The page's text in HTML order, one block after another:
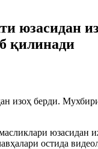
юзасидан
қилинади
изоҳ берди.
юзасидан
остида